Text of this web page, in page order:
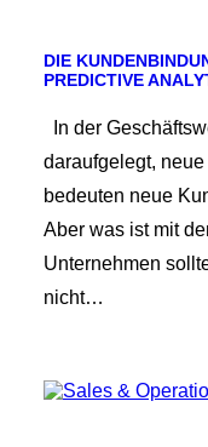
DIE
PREDICTIVE
In der
daraufgelegt,
bedeuten neue
Aber was ist mit
Unternehmen
nicht…